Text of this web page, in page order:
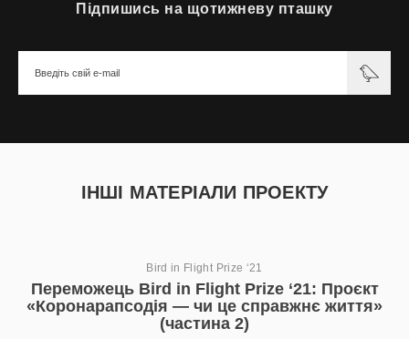
Підпишись на щотижневу пташку
ІНШІ МАТЕРІАЛИ ПРОЕКТУ
Bird in Flight Prize ‘21
Переможець Bird in Flight Prize ‘21: Проєкт
«Коронарапсодія — чи це справжнє життя»
(частина 2)